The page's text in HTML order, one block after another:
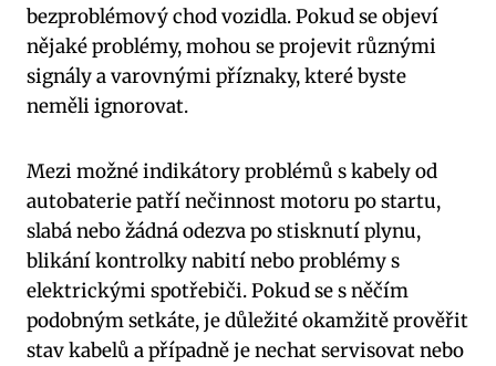
bezproblémový chod vozidla. Pokud se objeví
nějaké problémy, mohou se projevit různými
signály a varovnými příznaky, které byste
neměli ignorovat.
Mezi možné indikátory problémů s kabely od
autobaterie patří nečinnost motoru po startu,
slabá nebo žádná odezva po stisknutí plynu,
blikání kontrolky nabití nebo problémy s
elektrickými spotřebiči. Pokud se s něčím
podobným setkáte, je důležité okamžitě prověřit
stav kabelů a případně je nechat servisovat nebo